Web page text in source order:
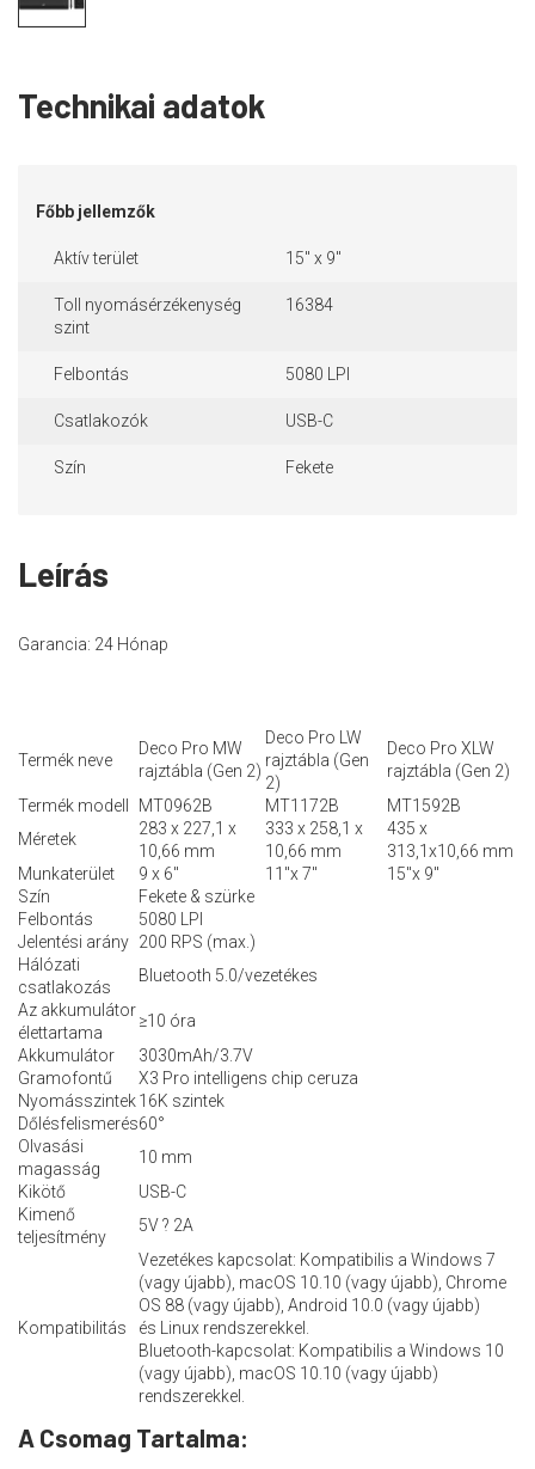
Technikai adatok
Főbb jellemzők
Aktív terület 15" x 9"
Toll nyomásérzékenység
szint
16384
Felbontás 5080 LPI
Csatlakozók USB-C
Szín Fekete
Leírás
Garancia: 24 Hónap
Termék neve
Deco Pro MW
rajztábla (Gen 2)
Deco Pro LW
rajztábla (Gen
2)
Deco Pro XLW
rajztábla (Gen 2)
Termék modell
MT0962B MT1172B
MT1592B
Méretek
283 x 227,1 x
10,66 mm
333 x 258,1 x
10,66 mm
435 x
313,1x10,66 mm
Munkaterület
9 x 6" 11"x 7"
15"x 9"
Szín
Fekete & szürke
Felbontás
5080 LPI
Jelentési arány 200 RPS (max.)
Hálózati
csatlakozás
Bluetooth 5.0/vezetékes
Az akkumulátor
élettartama
≥10 óra
Akkumulátor
3030mAh/3.7V
Gramofontű
X3 Pro intelligens chip ceruza
Nyomásszintek16K szintek
Dőlésfelismerés60°
Olvasási
magasság
10 mm
Kikötő
USB-C
Kimenő
teljesítmény
5V ? 2A
Kompatibilitás
Vezetékes kapcsolat: Kompatibilis a Windows 7
(vagy újabb), macOS 10.10 (vagy újabb), Chrome
OS 88 (vagy újabb), Android 10.0 (vagy újabb)
és Linux rendszerekkel.
Bluetooth-kapcsolat: Kompatibilis a Windows 10
(vagy újabb), macOS 10.10 (vagy újabb)
rendszerekkel.
A Csomag Tartalma: